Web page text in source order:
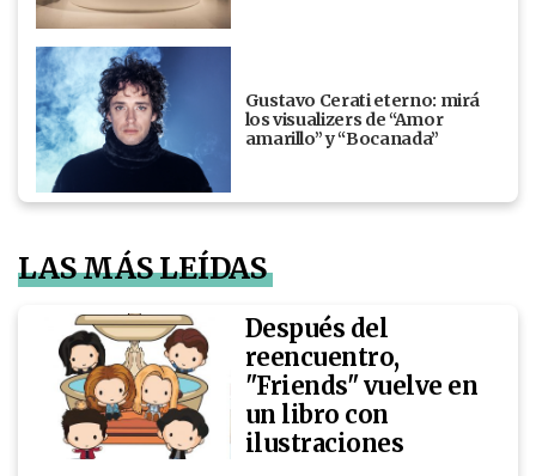
Gustavo Cerati eterno: mirá
los visualizers de “Amor
amarillo” y “Bocanada”
LAS MÁS LEÍDAS
Después del
reencuentro,
"Friends" vuelve en
un libro con
ilustraciones